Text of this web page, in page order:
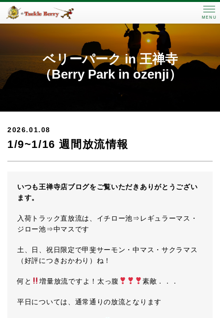
MENU
ベリーパーク in 王禅寺
（Berry Park in ozenji）
2026.01.08
1/9~1/16 週間放流情報
いつも王禅寺店ブログをご覧いただきありがとうござい
ます。
入荷トラック直放流は、イチロー池⇒レギュラーマス・
ジロー池⇒中マスです
土、日、祝日限定で甲斐サーモン・中マス・サクラマス
（好評につきおかわり）ね！
何と 増量放流ですよ！太っ腹 素敵．．．
平日については、通常通りの放流となります